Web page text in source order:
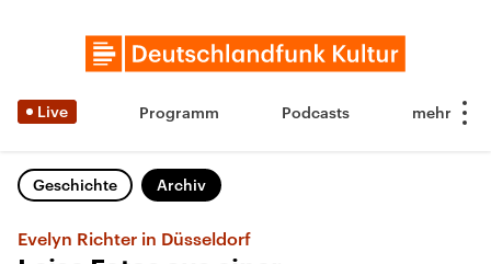
Live Programm Podcasts
Geschichte Archiv
Evelyn Richter in Düsseldorf